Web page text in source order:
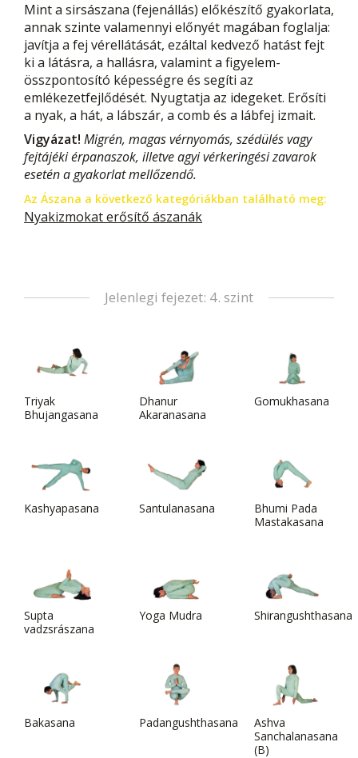
Mint a sirsászana (fejenállás) előkészítő gyakorlata,
annak szinte valamennyi előnyét magában foglalja:
javítja a fej vérellátását, ezáltal kedvező hatást fejt
ki a látásra, a hallásra, valamint a figyelem-
összpontosító képességre és segíti az
emlékezetfejlődését. Nyugtatja az idegeket. Erősíti
a nyak, a hát, a lábszár, a comb és a lábfej izmait.
Vigyázat! Migrén, magas vérnyomás, szédülés vagy
fejtájéki érpanaszok, illetve agyi vérkeringési zavarok
esetén a gyakorlat mellőzendő.
Az Ászana a következő kategóriákban található meg:
Nyakizmokat erősítő ászanák
Jelenlegi fejezet: 4. szint
Triyak
Bhujangasana
Dhanur
Akaranasana
Gomukhasana
Kashyapasana Santulanasana
Bhumi Pada
Mastakasana
Supta
vadzsrászana
Yoga Mudra Shirangushthasana
Bakasana Padangushthasana
Ashva
Sanchalanasana
(B)